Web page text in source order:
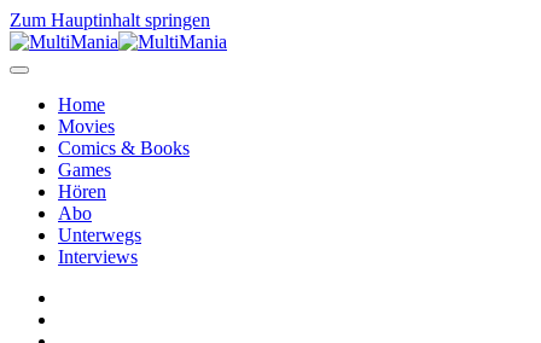
Zum Hauptinhalt springen
Home
Movies
Comics & Books
Games
Hören
Abo
Unterwegs
Interviews